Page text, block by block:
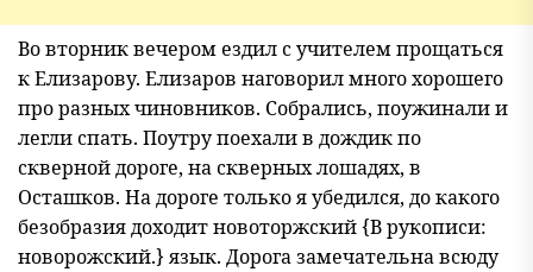
Во вторник вечером ездил с учителем прощаться
к Елизарову. Елизаров наговорил много хорошего
про разных чиновников. Собрались, поужинали и
легли спать. Поутру поехали в дождик по
скверной дороге, на скверных лошадях, в
Осташков. На дороге только я убедился, до какого
безобразия доходит новоторжский {В рукописи:
новорожский.} язык. Дорога замечательна всюду